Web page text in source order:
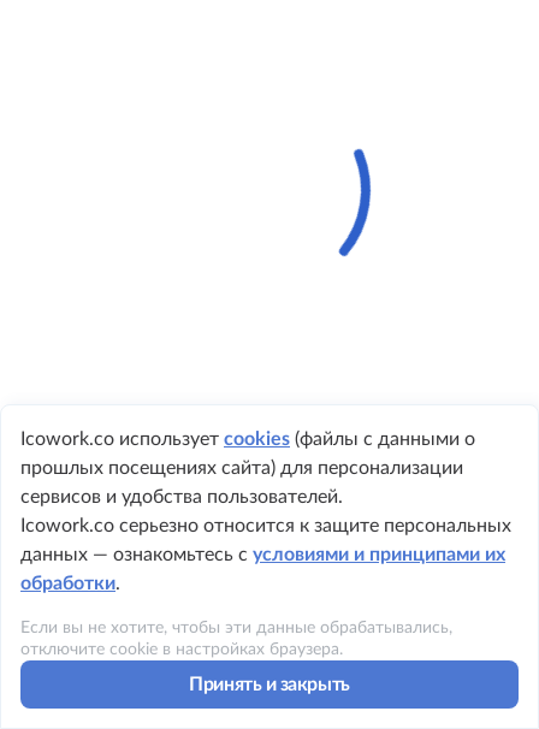
Icowork.co использует cookies (файлы с данными о
прошлых посещениях сайта) для персонализации
сервисов и удобства пользователей.
Icowork.co серьезно относится к защите персональных
данных — ознакомьтесь с условиями и принципами их
обработки.
Если вы не хотите, чтобы эти данные обрабатывались,
отключите cookie в настройках браузера.
Принять и закрыть
+ 7 495 149-8999
Политика конфиденциальности
Условия использования